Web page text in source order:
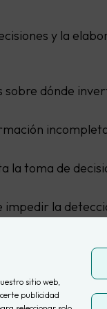
sitio web,
publicidad
y la
sobre dónde
la toma de
impedir la
se registran